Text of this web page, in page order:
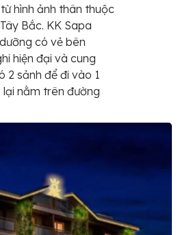
hình ảnh thân thuộc
Bắc. KK Sapa
có vẻ bên
hiện đại và cung
2 sảnh để đi vào 1
nằm trên đường